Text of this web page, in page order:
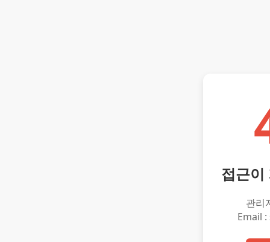
접근이
관리
Email